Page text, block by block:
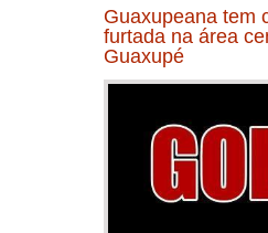
Guaxupeana tem
furtada na área
Guaxupé